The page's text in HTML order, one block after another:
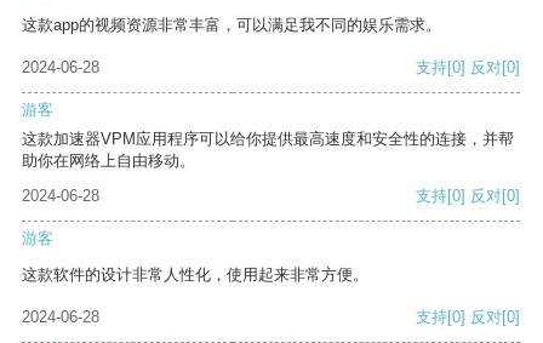
这款app的视频资源非常丰富，可以满足我不同的娱乐需求。
2024-06-28 支持[0] 反对[0]
游客
这款加速器VPM应用程序可以给你提供最高速度和安全性的连接，并帮
助你在网络上自由移动。
2024-06-28
支持[0] 反对[0]
游客
这款软件的设计非常人性化，使用起来非常方便。
2024-06-28 支持[0] 反对[0]